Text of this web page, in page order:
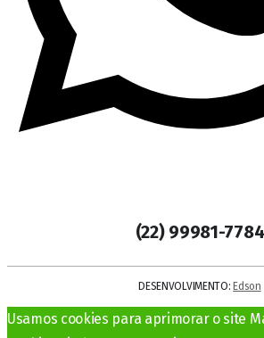
(22) 99981-7784
DESENVOLVIMENTO: Edson
Usamos cookies para aprimorar o site